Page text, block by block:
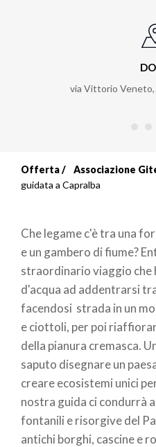
via Vittorio Veneto,
Briciole
pane
Offerta Associazione
guidata a Capralba
Che legame c'è tra una
e un gambero di fiume?
straordinario viaggio che
d'acqua ad addentrarsi
facendosi strada in un
e ciottoli, per poi
della pianura cremasca.
saputo disegnare un
creare ecosistemi unici
nostra guida ci condurrà
fontanili e risorgive del
antichi borghi, cascine e